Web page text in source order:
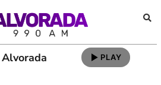
PLAY